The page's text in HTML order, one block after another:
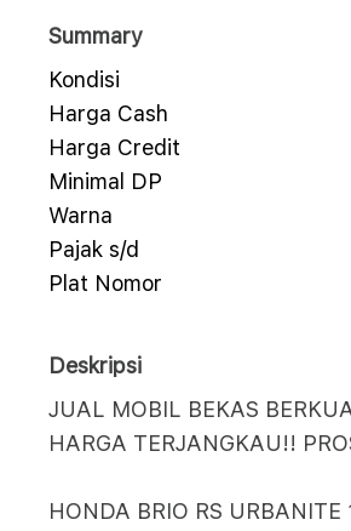
Summary
Kondisi
Harga Cash
Harga Credit
Minimal DP
Warna
Pajak s/d
Plat Nomor
Deskripsi
JUAL MOBIL BEKAS
HARGA TERJANGKAU!!
HONDA BRIO RS